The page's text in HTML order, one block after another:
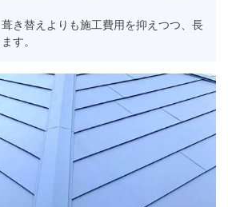
き替えよりも施工費用を抑えつつ、長
す。